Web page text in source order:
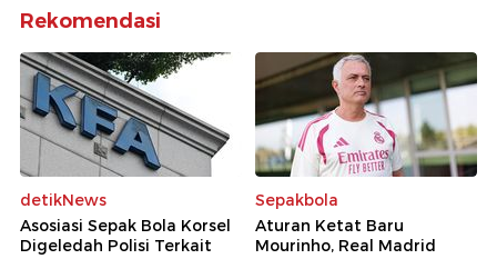
Rekomendasi
detikNews
Asosiasi Sepak Bola Korsel
Digeledah Polisi Terkait
Sepakbola
Aturan Ketat Baru
Mourinho, Real Madrid